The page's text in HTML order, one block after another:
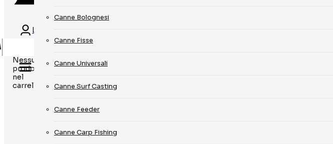
Login
Nessun
prodotto
nel
carrello.
Canne Bolognesi
Canne Fisse
Canne Universali
Canne Surf Casting
Canne Feeder
Canne Carp Fishing